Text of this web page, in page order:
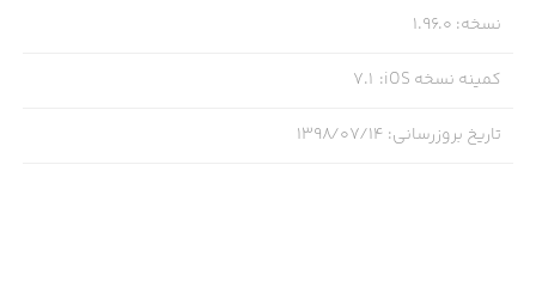
نسخه:
1.96.0
کمینه نسخه iOS :
7.1
تاریخ بروزرسانی: ۱۳۹۸/۰۷/۱۴